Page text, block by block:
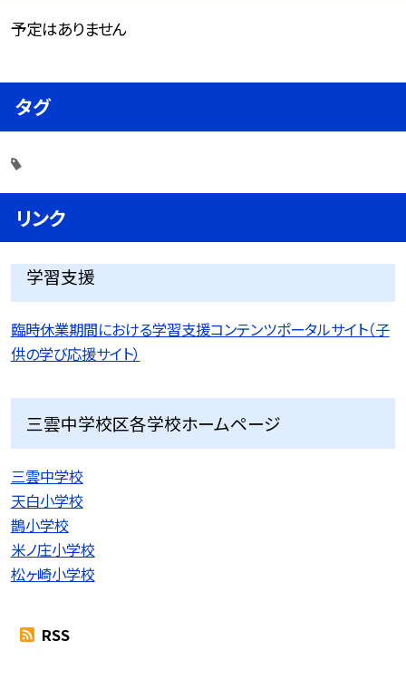
予定はありません
タグ
リンク
学習支援
臨時休業期間における学習支援コンテンツポータルサイト（子
供の学び応援サイト）
三雲中学校区各学校ホームページ
三雲中学校
天白小学校
鵲小学校
米ノ庄小学校
松ヶ崎小学校
RSS